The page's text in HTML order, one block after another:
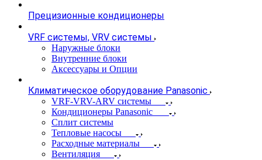
Прецизионные кондиционеры
VRF системы, VRV системы
Наружные блоки
Внутренние блоки
Аксессуары и Опции
Климатическое оборудование Panasonic
VRF-VRV-ARV системы
Кондиционеры Panasonic
Сплит системы
Тепловые насосы
Расходные материалы
Вентиляция